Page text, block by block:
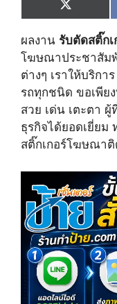
Share
on
X
(
T
w
i
t
t
e
r
)
ผลงาน รับตัดสติ๊ก
โฆษณาประชาสัม
ต่างๆ เราให้บริก
รถทุกชนิด ขอเพียง
สวย เด่น เตะตา
ธุรกิจได้ยอดเยี่ยม
สติ๊กเกอร์โฆษณาติ